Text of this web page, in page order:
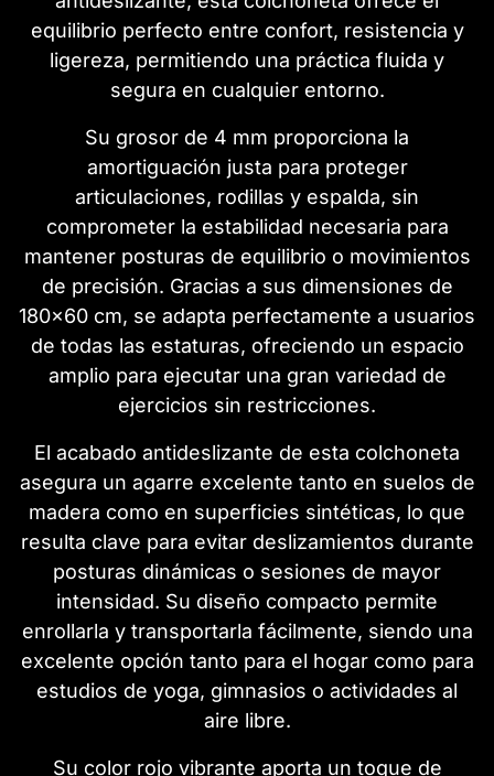
equilibrio perfecto entre confort, resistencia y
ligereza, permitiendo una práctica fluida y
segura en cualquier entorno.
Su grosor de 4 mm proporciona la
amortiguación justa para proteger
articulaciones, rodillas y espalda, sin
comprometer la estabilidad necesaria para
mantener posturas de equilibrio o movimientos
de precisión. Gracias a sus dimensiones de
180x60 cm, se adapta perfectamente a usuarios
de todas las estaturas, ofreciendo un espacio
amplio para ejecutar una gran variedad de
ejercicios sin restricciones.
El acabado antideslizante de esta colchoneta
asegura un agarre excelente tanto en suelos de
madera como en superficies sintéticas, lo que
resulta clave para evitar deslizamientos durante
posturas dinámicas o sesiones de mayor
intensidad. Su diseño compacto permite
enrollarla y transportarla fácilmente, siendo una
excelente opción tanto para el hogar como para
estudios de yoga, gimnasios o actividades al
aire libre.
Su color rojo vibrante aporta un toque de